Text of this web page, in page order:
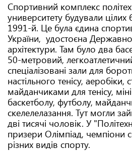
Спортивний комплекс
университету будували цілих
1991-й. Це була єдина
України, удостоєна Державної
архітектури. Там було два
50-метровий,
спеціалізовані зали для
настільного тенісу, аеробіки,
майданчиками для тенісу,
баскетболу, футболу,
скелелелазання. Тут могли
дві тисячі чоловік. У
призери Олімпіад, чемпіони
різних видів спорту.